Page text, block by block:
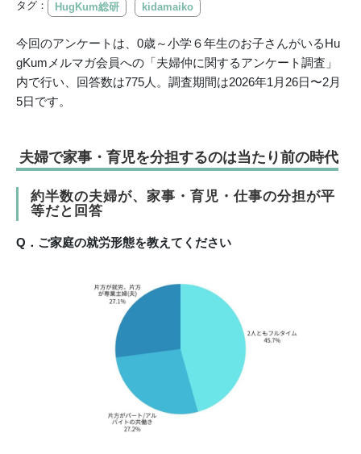
タグ： HugKum総研 kidamaiko
今回のアンケートは、0歳～小学６年生のお子さんがいるHu
gKumメルマガ会員への「夫婦仲に関するアンケート調査」
内で行い、回答数は775人。調査期間は2026年1月26日〜2月
5日です。
夫婦で家事・育児を分担するのは当たり前の時代
約半数の夫婦が、家事・育児・仕事の分担が平
等だと回答
Q．ご家庭の就労形態を教えてください